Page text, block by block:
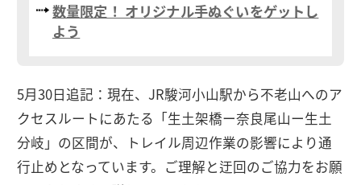
数量限定！ オリジナル手ぬぐいをゲットし
よう
5月30日追記：現在、JR駿河小山駅から不老山へのア
クセスルートにあたる「生土架橋ー奈良尾山ー生土
分岐」の区間が、トレイル周辺作業の影響により通
行止めとなっています。ご理解と迂回のご協力をお願